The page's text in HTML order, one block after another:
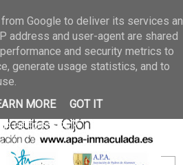
GALERIA DE FOTOS
25 may 2026
GALERIA
23/05/2026
20 may
DE FOTOS
09/05/2026
28 abr
DE FOTOS 25 Y
Google to deliver its services
address and user-agent are shared
and security metrics to
generate usage statistics, and to
MORE
GOT IT